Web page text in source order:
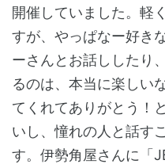
開催していました。軽
すが、やっぱなー好き
ーさんとお話ししたり
るのは、本当に楽しい
てくれてありがとう！
いし、憧れの人と話す
す。伊勢角屋さんに「